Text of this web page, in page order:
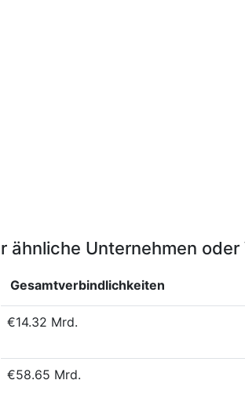
ähnliche Unternehmen
Gesamtverbindlichkeiten
€14.32 Mrd.
€58.65 Mrd.